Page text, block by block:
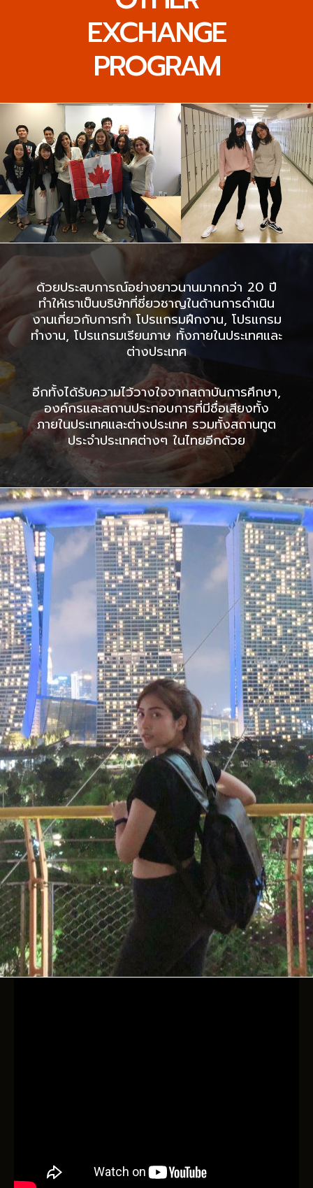
EXCHANGE
PROGRAM
ด้วยประสบการณ์อย่างยาวนานมากกว่า 20 ปี
ทำให้เราเป็นบริษัทที่ชี่ยวชาญในด้านการดำเนิน
งานเกี่ยวกับการทำ โปรแกรมฝึกงาน, โปรแกรม
ทำงาน, โปรแกรมเรียนภาษ ทั้งภายในประเทศและ
ต่างประเทศ
อีกทั้งได้รับความไว้วางใจจากสถาบันการศึกษา,
องค์กรและสถานประกอบการที่มีชื่อเสียงทั้ง
ภายในประเทศและต่างประเทศ รวมทั้งสถานทูต
ประจำประเทศต่างๆ ในไทยอีกด้วย